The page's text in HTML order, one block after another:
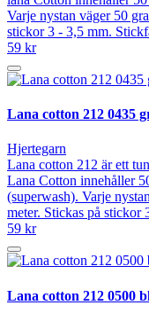
Varje nystan väger 50
stickor 3 - 3,5 mm.
59 kr
Lana cotton 212 0435
Hjertegarn
Lana cotton 212 är ett
Lana Cotton innehåller
(superwash). Varje
meter. Stickas på
59 kr
Lana cotton 212 0500